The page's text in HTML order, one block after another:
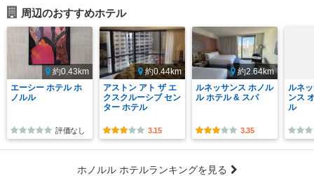
周辺のおすすめホテル
約0.43km
エーシー ホテル ホ
ノルル
評価なし
約0.44km
アストン アト ザ エ
クスクルーシブ セン
ター ホテル
3.15
約2.64km
ルネッサンス ホノル
ル ホテル & スパ
3.35
ルネ
ンス
ル
ホノルル ホテルランキングを見る